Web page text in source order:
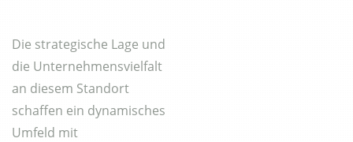
Die strategische Lage und
die Unternehmensvielfalt
an diesem Standort
schaffen ein dynamisches
Umfeld mit